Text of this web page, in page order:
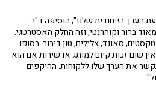
הערך הייחודית שלנו", הוסיפה ד"ר
ברור וקוהרנטי, וזה החלק האסטרטגי.
סאונד, צלילים, טון דיבור. בסופו
שום זכות קיום למותג או שירות אם הוא
את הערך שלו ללקוחות. ההיקפים